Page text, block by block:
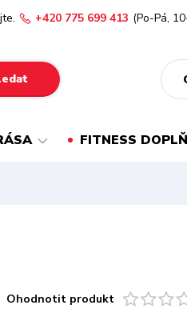
+420 775 699 413 (Po-Pá,
FITNESS
Ohodnotit produkt